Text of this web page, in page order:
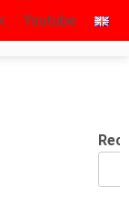
Youtube